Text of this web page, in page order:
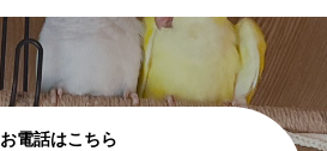
お電話はこちら